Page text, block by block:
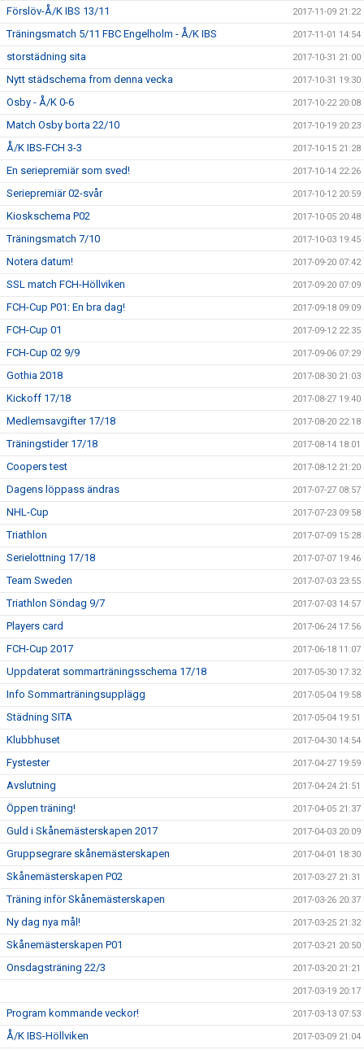
Förslöv-Å/K IBS 13/11 2017-11-09 21:22
Träningsmatch 5/11 FBC Engelholm - Å/K IBS 2017-11-01 14:54
storstädning sita 2017-10-31 21:00
Nytt städschema from denna vecka 2017-10-31 19:30
Osby - Å/K 0-6 2017-10-22 20:08
Match Osby borta 22/10 2017-10-19 20:23
Å/K IBS-FCH 3-3 2017-10-15 21:28
En seriepremiär som sved! 2017-10-14 22:26
Seriepremiär 02-svår 2017-10-12 20:59
Kioskschema P02 2017-10-05 20:48
Träningsmatch 7/10 2017-10-03 19:45
Notera datum! 2017-09-20 07:42
SSL match FCH-Höllviken 2017-09-20 07:09
FCH-Cup P01: En bra dag! 2017-09-18 09:09
FCH-Cup 01 2017-09-12 22:35
FCH-Cup 02 9/9 2017-09-06 07:29
Gothia 2018 2017-08-30 21:03
Kickoff 17/18 2017-08-27 19:40
Medlemsavgifter 17/18 2017-08-20 22:18
Träningstider 17/18 2017-08-14 18:01
Coopers test 2017-08-12 21:20
Dagens löppass ändras 2017-07-27 08:57
NHL-Cup 2017-07-23 09:58
Triathlon 2017-07-09 15:28
Serielottning 17/18 2017-07-07 19:46
Team Sweden 2017-07-03 23:55
Triathlon Söndag 9/7 2017-07-03 14:57
Players card 2017-06-24 17:56
FCH-Cup 2017 2017-06-18 11:07
Uppdaterat sommarträningsschema 17/18 2017-05-30 17:32
Info Sommarträningsupplägg 2017-05-04 19:58
Städning SITA 2017-05-04 19:51
Klubbhuset 2017-04-30 14:54
Fystester 2017-04-27 19:59
Avslutning 2017-04-24 21:51
Öppen träning! 2017-04-05 21:37
Guld i Skånemästerskapen 2017 2017-04-03 20:09
Gruppsegrare skånemästerskapen 2017-04-01 18:30
Skånemästerskapen P02 2017-03-27 21:31
Träning inför Skånemästerskapen 2017-03-26 20:37
Ny dag nya mål! 2017-03-25 21:32
Skånemästerskapen P01 2017-03-21 20:50
Onsdagsträning 22/3 2017-03-20 21:21
2017-03-19 20:17
Program kommande veckor! 2017-03-13 07:53
Å/K IBS-Höllviken 2017-03-09 21:04